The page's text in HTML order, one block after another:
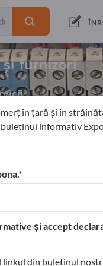
furnizori
exportatori
în țară și în
informativ
și accept
linkul din buletinul